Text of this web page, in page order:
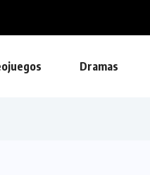
Dramas